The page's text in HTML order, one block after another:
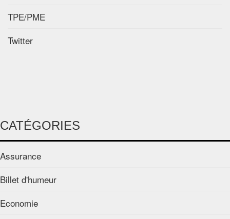
TPE/PME
Twitter
CATÉGORIES
Assurance
Billet d'humeur
Economie